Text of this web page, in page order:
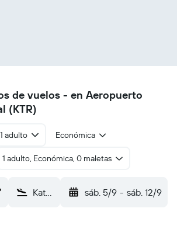
de vuelos - en Aeropuerto
(KTR)
1 adulto Económica
1 adulto, Económica, 0 maletas
Katherine Tindal (KTR) sáb. 5/9 - sáb. 12/9